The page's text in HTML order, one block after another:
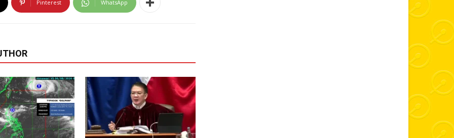
Pinterest WhatsApp